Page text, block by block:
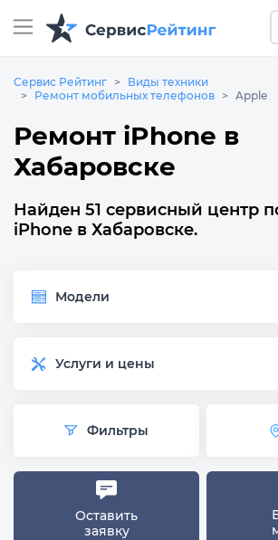
Сервис Рейтинг
Виды техники
Ремонт мобильных телефонов
Apple
Ремонт iPhone в
Хабаровске
Найден 51 сервисный центр
iPhone в Хабаровске.
Модели
Услуги и цены
Фильтры
Оставить
заявку